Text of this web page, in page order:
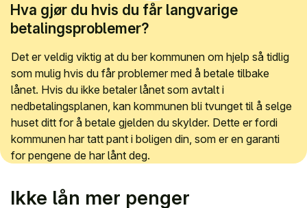
Hva gjør du hvis du får langvarige
betalingsproblemer?
Det er veldig viktig at du ber kommunen om hjelp så tidlig
som mulig hvis du får problemer med å betale tilbake
lånet. Hvis du ikke betaler lånet som avtalt i
nedbetalingsplanen, kan kommunen bli tvunget til å selge
huset ditt for å betale gjelden du skylder. Dette er fordi
kommunen har tatt pant i boligen din, som er en garanti
for pengene de har lånt deg.
Ikke lån mer penger